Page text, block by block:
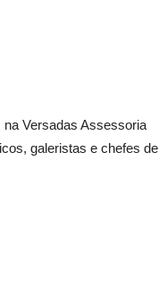
Versadas Assessoria
galeristas e chefes de